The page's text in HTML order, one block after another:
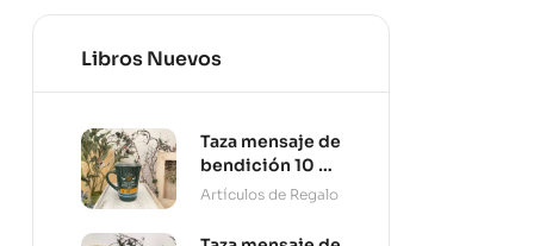
Libros Nuevos
Taza mensaje de
bendición 10 oz
Persevera
Artículos de Regalo